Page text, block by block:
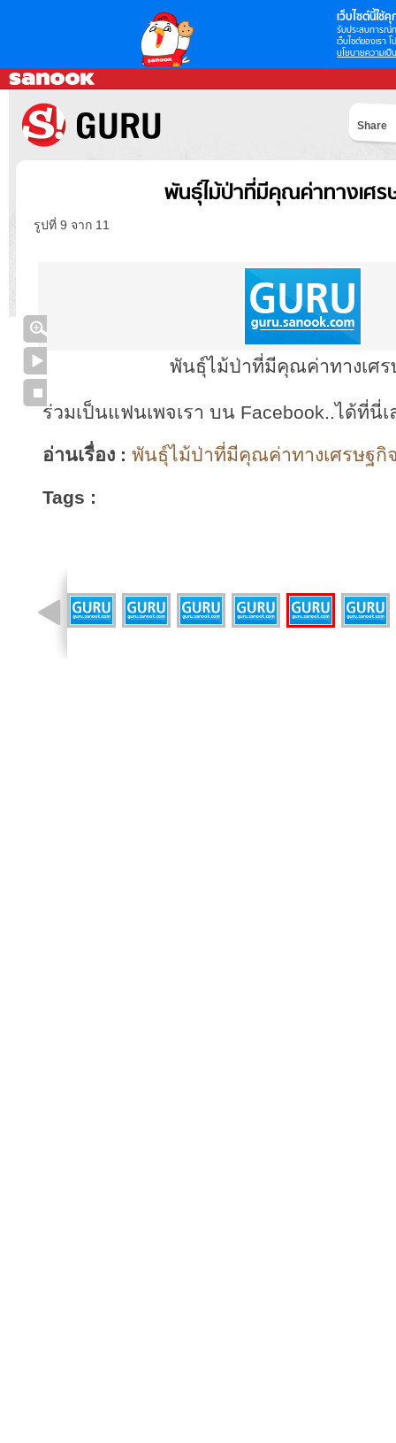
เว็บไซต์นี้ใช้คุ
รับประสบการณ์
เว็บไซต์ของเรา
นโยบายความเป็
Share
พันธุ์ไม้ป่าที่มีคุณค่าทางเศ
รูปที่ 9 จาก 11
พันธุ์ไม้ป่าที่มีคุณค่าทางเศร
ร่วมเป็นแฟนเพจเรา บน Facebook..ได้ที่นี่เ
อ่านเรื่อง : พันธุ์ไม้ป่าที่มีคุณค่าทางเศรษฐกิ
Tags :